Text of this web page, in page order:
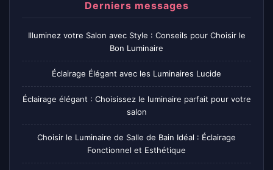
Derniers messages
Illuminez votre Salon avec Style : Conseils pour Choisir le
Bon Luminaire
Éclairage Élégant avec les Luminaires Lucide
Éclairage élégant : Choisissez le luminaire parfait pour votre
salon
Choisir le Luminaire de Salle de Bain Idéal : Éclairage
Fonctionnel et Esthétique